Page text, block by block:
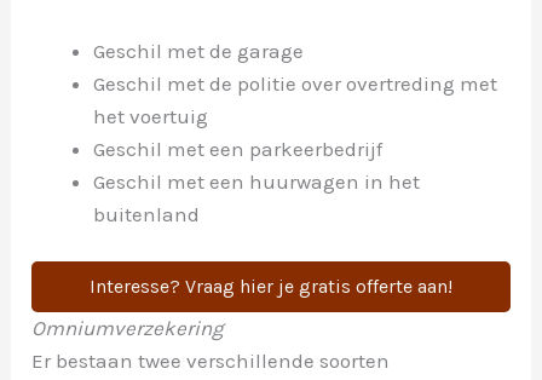
Geschil met de garage
Geschil met de politie over overtreding met
het voertuig
Geschil met een parkeerbedrijf
Geschil met een huurwagen in het
buitenland
Interesse? Vraag hier je gratis offerte aan!
Omniumverzekering
Er bestaan twee verschillende soorten